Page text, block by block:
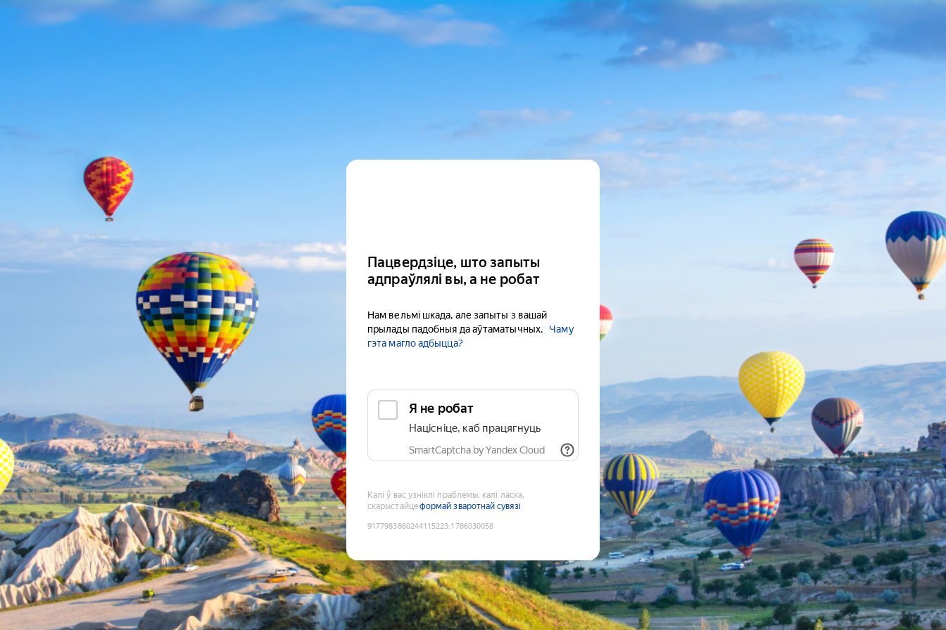
Пацвердзіце, што запыты
адпраўлялі вы, а не робат
Нам вельмі шкада, але запыты з вашай
прылады падобныя да аўтаматычных.
Чаму
гэта магло адбыцца?
Я не робат
Націсніце, каб працягнуць
SmartCaptcha by Yandex Cloud
Калі ў вас узніклі праблемы, калі ласка,
скарыстайцеформай зваротнай сувязі
9177983860244115223:1786030058